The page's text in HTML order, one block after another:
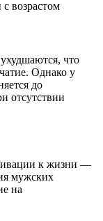
что
Однако у
до
отсутствии
к жизни —
мужских
на